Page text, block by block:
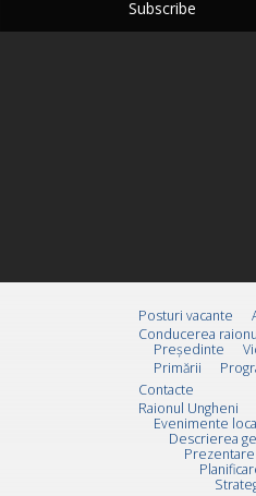
Posturi vacante
Conducerea
Preşedinte
Primării
Contacte
Raionul Ungheni
Evenimente
Descrierea